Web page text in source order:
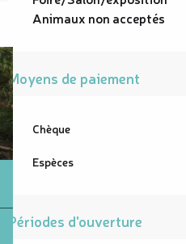
Animaux non acceptés
Moyens de paiement
Chèque
Espèces
Périodes d'ouverture